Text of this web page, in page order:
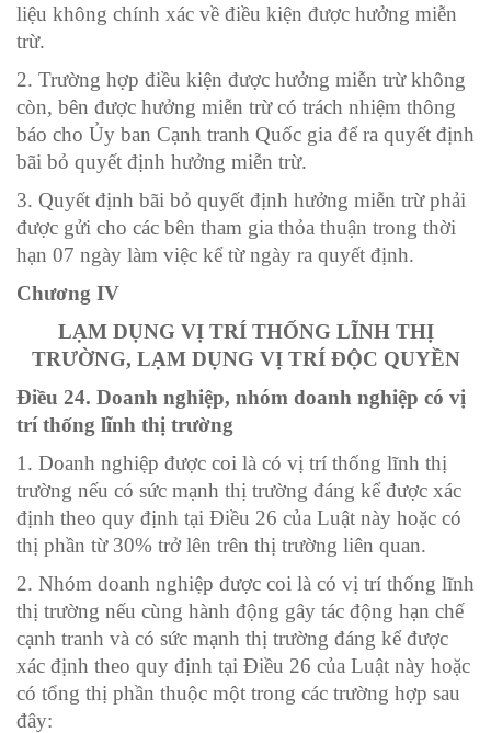
liệu không chính xác về điều kiện được hưởng miễn
trừ.
2. Trường hợp điều kiện được hưởng miễn trừ không
còn, bên được hưởng miễn trừ có trách nhiệm thông
báo cho Ủy ban Cạnh tranh Quốc gia để ra quyết định
bãi bỏ quyết định hưởng miễn trừ.
3. Quyết định bãi bỏ quyết định hưởng miễn trừ phải
được gửi cho các bên tham gia thỏa thuận trong thời
hạn 07 ngày làm việc kể từ ngày ra quyết định.
Chương IV
LẠM DỤNG VỊ TRÍ THỐNG LĨNH THỊ
TRƯỜNG, LẠM DỤNG VỊ TRÍ ĐỘC QUYỀN
Điều 24. Doanh nghiệp, nhóm doanh nghiệp có vị
trí thống lĩnh thị trường
1. Doanh nghiệp được coi là có vị trí thống lĩnh thị
trường nếu có sức mạnh thị trường đáng kể được xác
định theo quy định tại Điều 26 của Luật này hoặc có
thị phần từ 30% trở lên trên thị trường liên quan.
2. Nhóm doanh nghiệp được coi là có vị trí thống lĩnh
thị trường nếu cùng hành động gây tác động hạn chế
cạnh tranh và có sức mạnh thị trường đáng kể được
xác định theo quy định tại Điều 26 của Luật này hoặc
có tổng thị phần thuộc một trong các trường hợp sau
đây: